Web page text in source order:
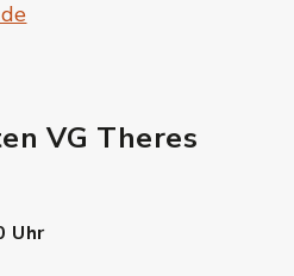
VG Theres
Uhr